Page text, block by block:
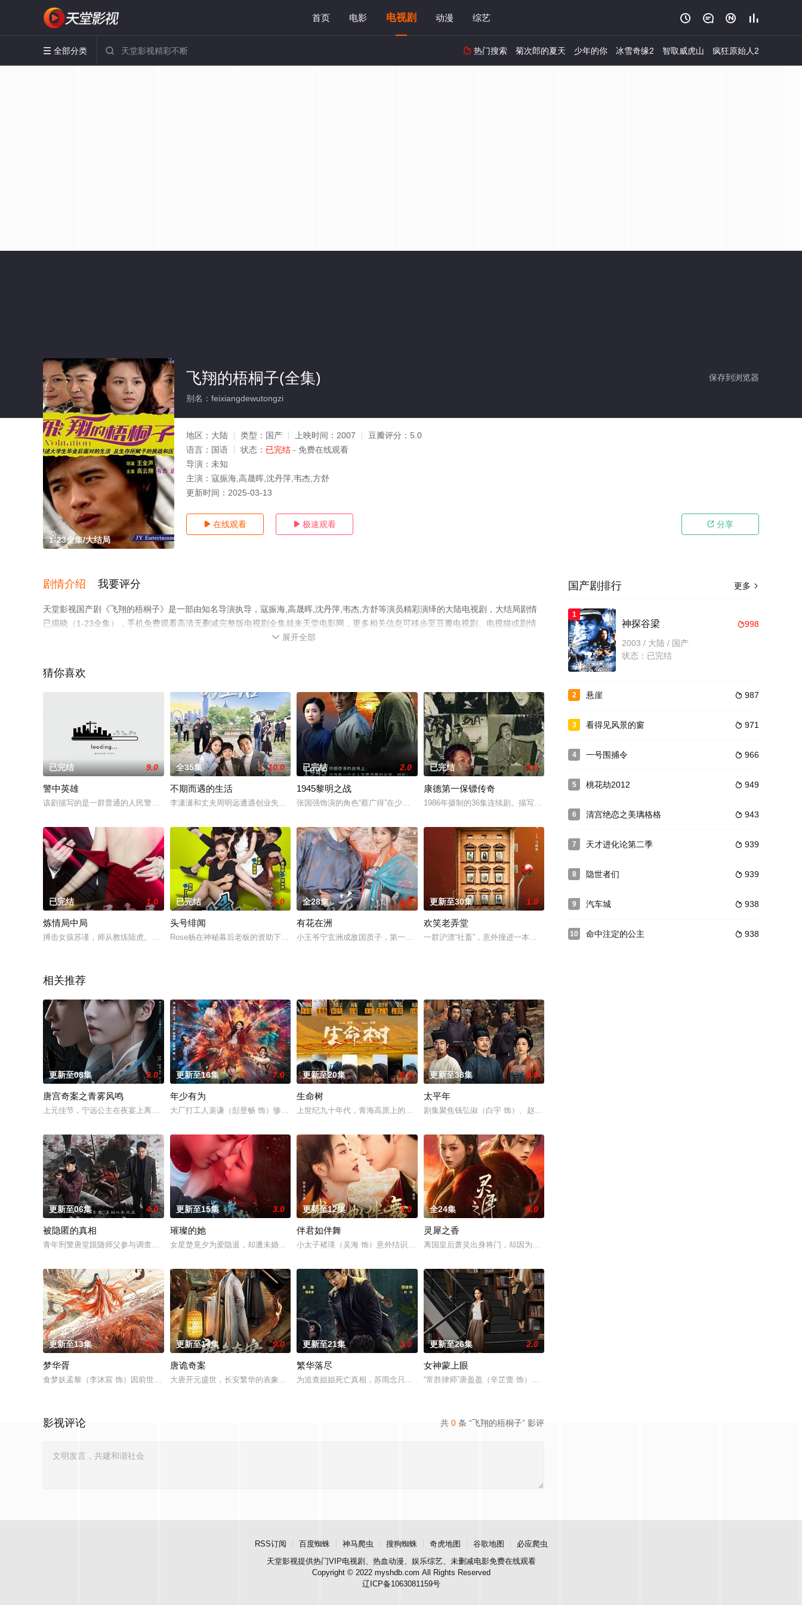
首页 电影 电视剧 动漫 综艺    
 全部分类   热门搜索 菊次郎的夏天 少年的你 冰雪奇缘2 智取威虎山 疯狂原始人2
1-23全集/大结局
保存到浏览器
飞翔的梧桐子(全集)
别名：feixiangdewutongzi
地区： 大陆 类型： 国产 上映时间： 2007 豆瓣评分： 5.0
语言： 国语 状态： 已完结 - 免费在线观看
导演： 未知
主演： 寇振海,高晟晖,沈丹萍,韦杰,方舒
更新时间： 2025-03-13
 在线观看  极速观看  分享
剧情介绍 我要评分
天堂影视国产剧《飞翔的梧桐子》是一部由知名导演执导，寇振海,高晟晖,沈丹萍,韦杰,方舒等演员精彩演绎的大陆电视剧，大结局剧情
已揭晓（1-23全集），手机免费观看高清无删减完整版电视剧全集就来天堂电影网，更多相关信息可移步至豆瓣电视剧、电视猫或剧情
 展开全部
猜你喜欢
已完结 9.0
警中英雄
该剧描写的是一群普通的人民警察，他们也会犯错误，他们也有私心，但在面对穷凶极恶的毒贩和歹徒的时候用自己的生命捍卫了百姓的安全。在和平年代，他们就是我们身边的英雄，是一群最可
全35集 10.0
不期而遇的生活
李潇潇和丈夫周明远遭遇创业失败和房产纠纷，导致家庭陷入经济危机，二人与一对新婚夫妻顾易和韩星暂时合租于同一屋檐下，两个家庭的生活交织在一起，状况百出。李潇潇成功面
已完结 2.0
1945黎明之战
张国强饰演的角色“蔡广得”在少年时就加入到中共东纵游击队后来成长为一名排级干部，但是令其遗憾的是他从未有机会和日本军正面交锋。当他加
已完结 8.0
康德第一保镖传奇
1986年摄制的36集连续剧。描写伪满洲国“皇帝”爱新觉罗·溥仪的武师兼保镖霍殿阁的生平事迹。片尾曲是范
已完结 1.0
炼情局中局
搏击女孩苏谨，师从教练陆虎。这天，她从恶梦中醒来，发现自己被绑在一个陌生的客厅里。门外走进来的男子告诉她，三年前就和她见过。苏谨已经忘记他，听到他自报姓名，才知道他就是自己
已完结 2.0
头号绯闻
Rose杨在神秘幕后老板的资助下开办了“头条星公关公司”，并招募了汪小凤、王大力、龙爱美，组成了公关界的“精英团队”。他们每一集都负责处理一件娱乐圈或社会热点事件的公关任务
全28集 8.0
有花在洲
小王爷宁玄洲成敌国质子，第一天就被花公子强取豪夺为室友。然而从小被迫女扮男装的花惜玉，竟错把宁玄洲这暗谍头子当公主，假闺蜜成真情
更新至30集 1.0
欢笑老弄堂
一群沪漂“社畜”，意外撞进一本古怪的剧本，在民国和现代的双时空之间玩转快穿“剧本杀”，历经四个最经典
相关推荐
更新至08集 9.0
唐宫奇案之青雾风鸣
上元佳节，宁远公主在夜宴上离奇身亡，内谒局李佩仪（白鹿 饰）和太史局太史丞萧怀瑾（王星越 饰）奉命调查。李佩仪武力顶尖又善洞悉人心，面冷心善一心索骥真相，查案对她来说不只是
更新至16集 7.0
年少有为
大厂打工人裴谦（彭昱畅 饰）惨遭辞退之际，意外奇遇神秘大佬的邀请，创办了一家必须以亏损为目标的公司。于是他集齐各种不靠谱的虾兵蟹将，开启了他的“裴”钱计划，绞尽脑汁地
更新至20集 8.0
生命树
上世纪九十年代，青海高原上的玛治县高度依赖农牧业，一度深陷贫困，其周边的无人区博拉木拉富含矿产和野生动物资源，大量的盗猎盗采分子
更新至38集 5.0
太平年
剧集聚焦钱弘俶（白宇 饰）、赵匡胤、郭荣三人在国家板荡中的命运抉择。他们目睹离乱，深知唯有重建秩
更新至06集 4.0
被隐匿的真相
青年刑警唐堂跟随师父参与调查一起十年前的裸女案，曾经的主犯白启明再次回到青城市引起了警方的高度重视。在对其布控调查的期间内，发现其牵连出更多的犯罪团伙。在网络平台借以“爱心
更新至15集 3.0
璀璨的她
女星楚竟夕为爱隐退，却遭未婚夫齐思秦背叛，她在婚礼上揭露其丑行后离开，事业陷入低谷。在经纪人闺蜜洋洋鼓励下，楚竟夕创立影视公司，并得到铁杆粉丝何铮的陪伴与支持，商
更新至12集 4.0
伴君如伴舞
小太子褚瑛（吴海 饰）意外结识了小太监小满（林霖 饰），二人两小无猜结为挚友。先帝驾崩小褚瑛成为皇帝，小满却被逐出宫。十年后小满女
全24集 5.0
灵犀之香
离国皇后萧灵出身将门，却因为爱情脱去盔甲嫁给皇帝李云犀。却不想婚后被李云犀处处冷落猜疑，被伤害
更新至13集 5.0
梦华胥
食梦妖孟黎（李沐宸 饰）因前世被方士沈道之欺骗取血、抽灵根而恨之入骨。百年后，她伪装接近转世为贤王沈确（耿業庭 饰），欲在其梦中寻回灵根复仇。被囚禁的两人却在相处中再生情愫
更新至14集 9.0
唐诡奇案
大唐开元盛世，长安繁华的表象下却暗藏诡异奇案，民间探案人申屠柏奇与大理寺少卿尧远、牧归荑联手，接连破除鬼婴祭、压棺、猛鬼镇、木偶索命、典妻书多起案件，他们剥开权欲
更新至21集 3.0
繁华落尽
为追查姐姐死亡真相，苏雨念只身潜入纸醉金迷的“繁花深处”，却发现繁花深处藏匿着惊天秘密，也卷入聂锋与图嘉盛的权谋厮杀，而姐姐因手握
更新至26集 2.0
女神蒙上眼
“常胜律师”唐盈盈（辛芷蕾 饰）与顶头上司康俊（林雨申 饰）在一桩桩众生百态的案件中过招，在碰撞中厘
共 0 条 “飞翔的梧桐子” 影评
影视评论
更多 
国产剧排行
1
998
神探谷梁
2003 / 大陆 / 国产
状态：已完结
2  987
悬崖
3  971
看得见风景的窗
4  966
一号围捕令
5  949
桃花劫2012
6  943
清宫绝恋之美璃格格
7  939
天才进化论第二季
8  939
隐世者们
9  938
汽车城
10  938
命中注定的公主
RSS订阅 百度蜘蛛 神马爬虫 搜狗蜘蛛 奇虎地图 谷歌地图
必应爬虫
天堂影视提供热门VIP电视剧、热血动漫、娱乐综艺、未删减电影免费在线观看
Copyright © 2022 myshdb.com All Rights Reserved
辽ICP备1063081159号